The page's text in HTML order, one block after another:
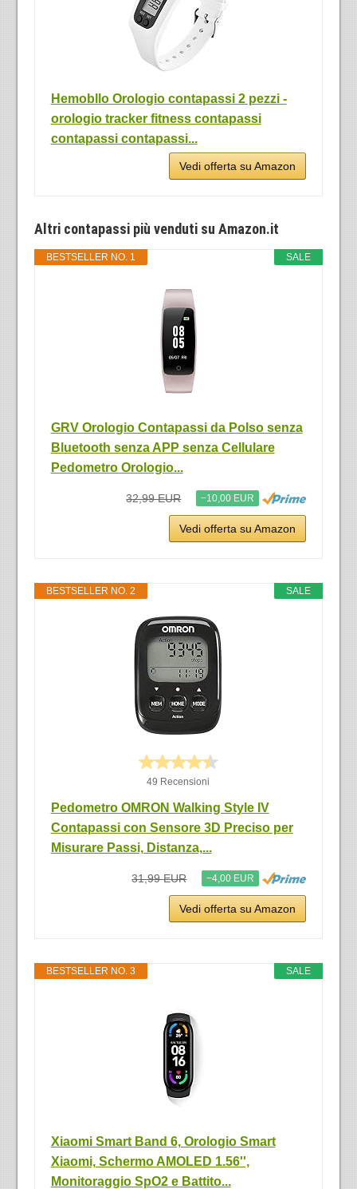
Hemobllo Orologio contapassi 2 pezzi -
orologio tracker fitness contapassi
contapassi contapassi...
Vedi offerta su Amazon
Altri contapassi più venduti su Amazon.it
SALE
BESTSELLER NO. 1
GRV Orologio Contapassi da Polso senza
Bluetooth senza APP senza Cellulare
Pedometro Orologio...
32,99 EUR −10,00 EUR
Vedi offerta su Amazon
SALE
BESTSELLER NO. 2
49 Recensioni
Pedometro OMRON Walking Style IV
Contapassi con Sensore 3D Preciso per
Misurare Passi, Distanza,...
31,99 EUR −4,00 EUR
Vedi offerta su Amazon
SALE
BESTSELLER NO. 3
Xiaomi Smart Band 6, Orologio Smart
Xiaomi, Schermo AMOLED 1.56'',
Monitoraggio SpO2 e Battito...